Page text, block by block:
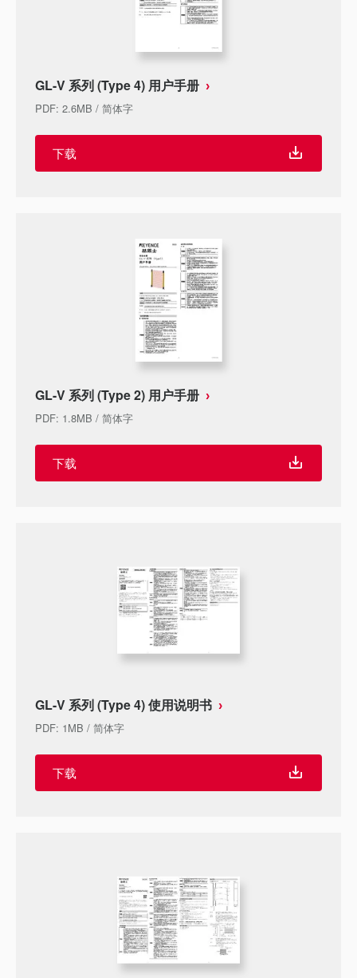
GL-V 系列 (Type 4) 用户手册
PDF: 2.6MB / 简体字
下载
GL-V 系列 (Type 2) 用户手册
PDF: 1.8MB / 简体字
下载
GL-V 系列 (Type 4) 使用说明书
PDF: 1MB / 简体字
下载